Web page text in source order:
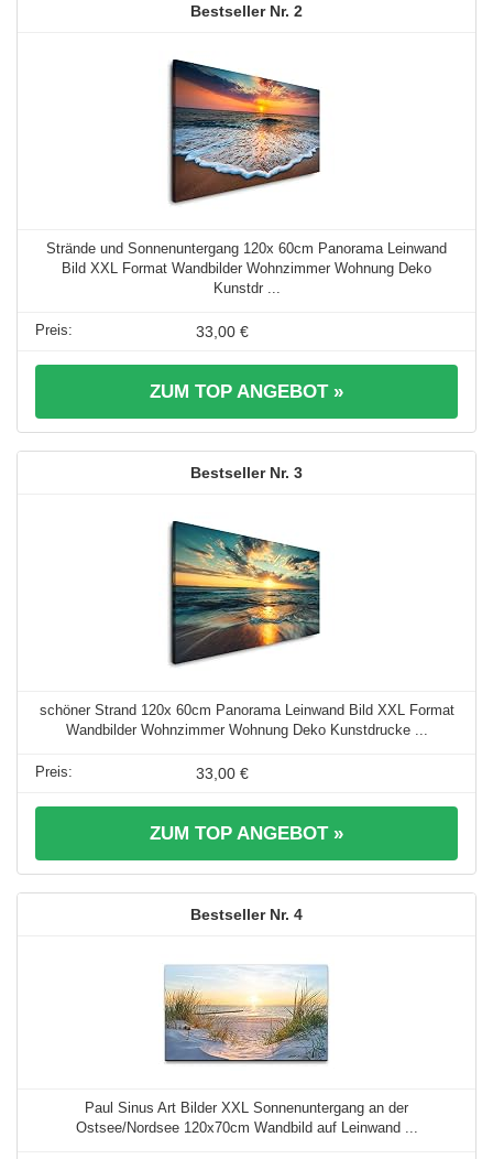
2
Strände und Sonnenuntergang 120x 60cm Panorama Leinwand
Bild XXL Format Wandbilder Wohnzimmer Wohnung Deko
Kunstdr ...
33,00 €
ZUM TOP ANGEBOT »
3
schöner Strand 120x 60cm Panorama Leinwand Bild XXL Format
Wandbilder Wohnzimmer Wohnung Deko Kunstdrucke ...
33,00 €
ZUM TOP ANGEBOT »
4
Paul Sinus Art Bilder XXL Sonnenuntergang an der
Ostsee/Nordsee 120x70cm Wandbild auf Leinwand ...